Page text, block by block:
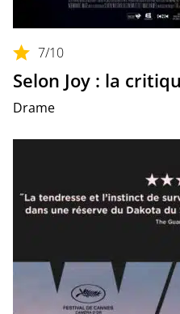
7/10
Selon Joy : la
Drame